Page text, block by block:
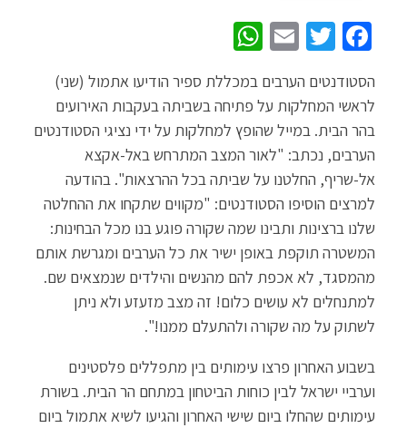
Fa
b
o
o
k
T
tt
er
E
ail
h
at
sA
p
p
הסטודנטים הערבים במכללת ספיר הודיעו אתמול (שני)
לראשי המחלקות על פתיחה בשביתה בעקבות האירועים
בהר הבית. במייל שהופץ למחלקות על ידי נציגי הסטודנטים
הערבים, נכתב: "לאור המצב המתרחש באל-אקצא
אל-שריף, החלטנו על שביתה בכל ההרצאות". בהודעה
למרצים הוסיפו הסטודנטים: "מקווים שתקחו את ההחלטה
שלנו ברצינות ותבינו שמה שקורה פוגע בנו מכל הבחינות:
המשטרה תוקפת באופן ישיר את כל הערבים ומגרשת אותם
מהמסגד, לא אכפת להם מהנשים והילדים שנמצאים שם.
למתנחלים לא עושים כלום! זה מצב מזעזע ולא ניתן
לשתוק על מה שקורה ולהתעלם ממנו!".
בשבוע האחרון פרצו עימותים בין מתפללים פלסטינים
וערביי ישראל לבין כוחות הביטחון במתחם הר הבית. בשורת
עימותים שהחלו ביום שישי האחרון והגיעו לשיא אתמול ביום